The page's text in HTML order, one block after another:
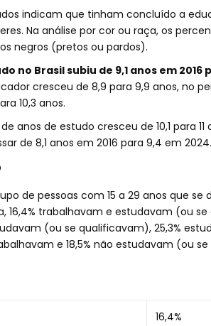
indicam que tinham concluído a
Na análise por cor ou raça, os
negros (pretos ou pardos).
no Brasil subiu de 9,1 anos em 2016
cresceu de 8,9 para 9,9 anos, no
10,3 anos.
anos de estudo cresceu de 10,1 para
de 8,1 anos em 2016 para 9,4 em 2024.
de pessoas com 15 a 29 anos que
16,4% trabalhavam e estudavam (ou
(ou se qualificavam), 25,3%
e 18,5% não estudavam (ou
16,4%